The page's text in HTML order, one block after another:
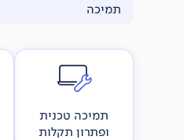
תמיכה
תמיכה טכנית
ופתרון תקלות